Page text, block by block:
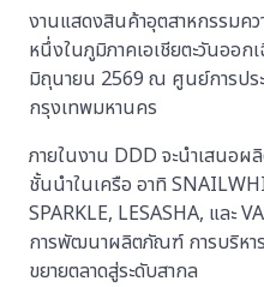
งานแสดงสินค้าอุตสาหกรรมค
หนึ่งในภูมิภาคเอเชียตะวันออก
มิถุนายน 2569 ณ ศูนย์การปร
กรุงเทพมหานคร
ภายในงาน DDD จะนำเสนอ
ชั้นนำในเครือ อาทิ
SPARKLE, LESASHA, และ
การพัฒนาผลิตภัณฑ์ การบริหา
ขยายตลาดสู่ระดับสากล